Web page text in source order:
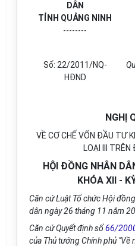
DÂN
TỈNH QUẢNG NINH
--------
Số: 22/2011/NQ-
HĐND
NGHỊ
VỀ CƠ CHẾ VỐN ĐẦU TƯ
LOẠI III TRÊN
HỘI ĐỒNG NHÂN
KHÓA XII -
Căn cứ Luật Tổ chức Hội
dân ngày 26 tháng 11 năm
Căn cứ Quyết định số66/
của Thủ tướng Chính phủ "Về